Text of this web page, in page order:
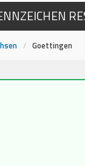
/ Goettingen